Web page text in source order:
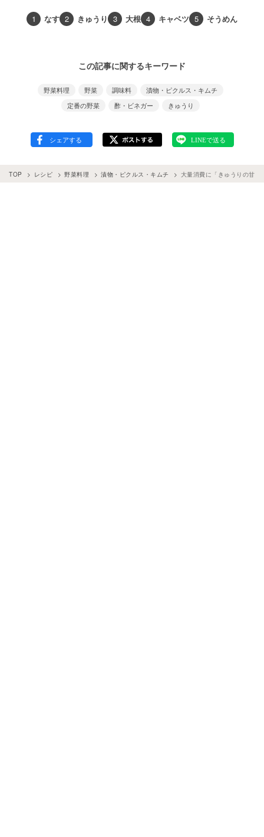
1 なす 2 きゅうり 3 大根 4 キャベツ 5 そうめん
この記事に関するキーワード
野菜料理 野菜 調味料
漬物・ピクルス・キムチ
定番の野菜
酢・ビネガー きゅうり
TOP レシピ 野菜料理 漬物・ピクルス・キムチ 大量消費に「きゅうりの甘